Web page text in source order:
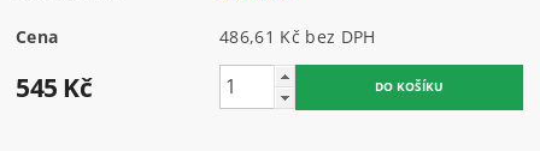
Cena 486,61 Kč bez DPH
545 Kč